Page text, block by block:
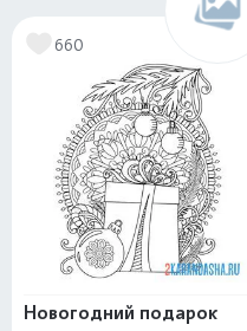
660
Новогодний подарок